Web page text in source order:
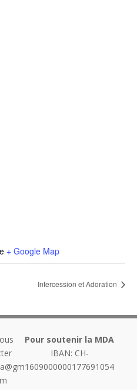
+ Google Map
Intercession et Adoration
Pour soutenir la MDA
IBAN: CH-
1609000000177691054